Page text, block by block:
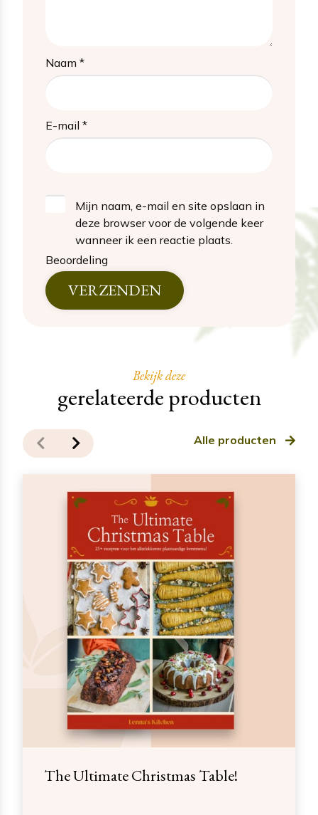
Naam *
E-mail *
Mijn naam, e-mail en site opslaan in
deze browser voor de volgende keer
wanneer ik een reactie plaats.
Beoordeling
Bekijk deze
gerelateerde producten
Alle producten
The Ultimate Christmas Table!